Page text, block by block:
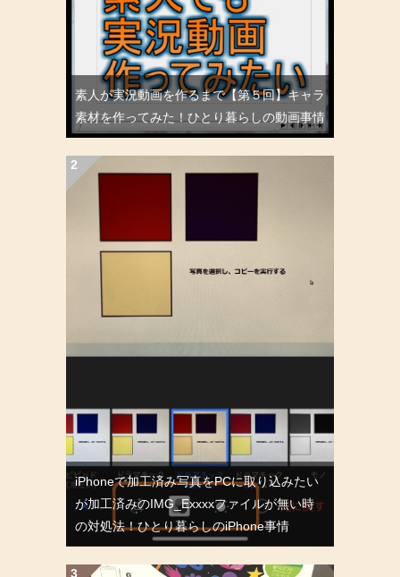
素人が実況動画を作るまで【第５回】キャラ
素材を作ってみた！ひとり暮らしの動画事情
iPhoneで加工済み写真をPCに取り込みたい
が加工済みのIMG_Exxxxファイルが無い時
の対処法！ひとり暮らしのiPhone事情